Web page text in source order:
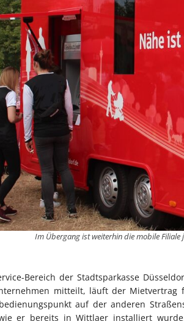
Im Übergang ist weiterhin die mobile
Bereich der Stadtsparkasse
mitteilt, läuft der
auf der anderen
er bereits in Wittlaer installiert